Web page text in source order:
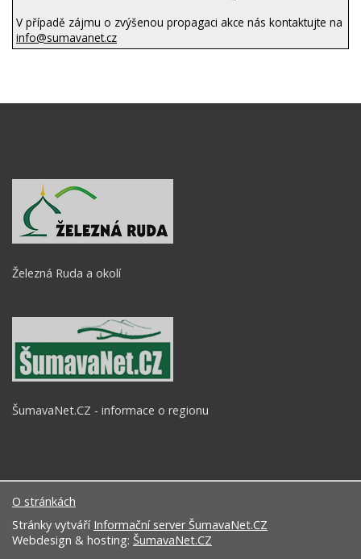
V případě zájmu o zvýšenou propagaci akce nás kontaktujte na
info@sumavanet.cz
Železná Ruda a okolí
ŠumavaNet.CZ - informace o regionu
O stránkách
Stránky vytváří Informační server ŠumavaNet.CZ
Webdesign & hosting: ŠumavaNet.CZ